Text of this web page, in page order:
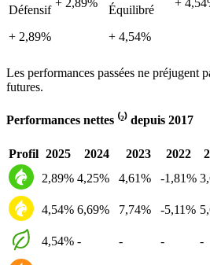
Défensif
+ 2,89%
Équilibré
+ 4,54%
Les performances passées ne préjugent
futures.
Performances nettes ⁽²⁾ depuis 2017
Profil 2025 2024 2023 2022
2,89% 4,25% 4,61% -1,81%
4,54% 6,69% 7,74% -5,11%
4,54% - - - -